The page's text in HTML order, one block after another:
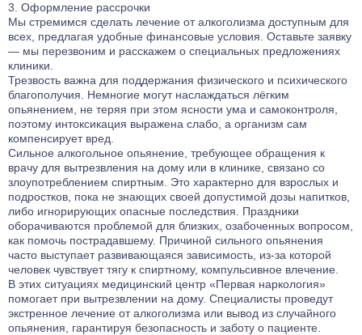
Лечение лунатизма
Лечение нервных тиков
Лечение аутоагрессии
Лечение аутофобии
Лечение дромомании
Лечение канцерофобии
Лечение мании величия
Лечение орторексии
Лечение парафилий
Лечение прозопагнозии
Психиатрическая клиника
Оформление рассрочки
Мы стремимся сделать лечение от алкоголизма доступным для
всех, предлагая удобные финансовые условия. Оставьте заявку
— мы перезвоним и расскажем о специальных предложениях
клиники.
Трезвость важна для поддержания физического и психического
благополучия. Немногие могут наслаждаться лёгким
опьянением, не теряя при этом ясности ума и самоконтроля,
поэтому интоксикация выражена слабо, а организм сам
компенсирует вред.
Сильное алкогольное опьянение, требующее обращения к
врачу для вытрезвления на дому или в клинике, связано со
злоупотреблением спиртным. Это характерно для взрослых и
подростков, пока не знающих своей допустимой дозы напитков,
либо игнорирующих опасные последствия. Праздники
оборачиваются проблемой для близких, озабоченных вопросом,
как помочь пострадавшему. Причиной сильного опьянения
часто выступает развивающаяся зависимость, из-за которой
человек чувствует тягу к спиртному, компульсивное влечение.
В этих ситуациях медицинский центр «Первая наркология»
помогает при вытрезвлении на дому. Специалисты проведут
экстренное лечение от алкоголизма или вывод из случайного
опьянения, гарантируя безопасность и заботу о пациенте.